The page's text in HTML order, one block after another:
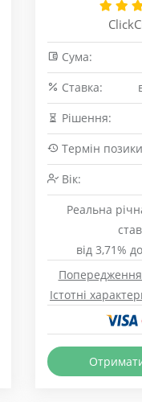
Сума:
Cтавка:
Рішення:
Термін
Вік:
Реальна
від 3,71%
Істотні